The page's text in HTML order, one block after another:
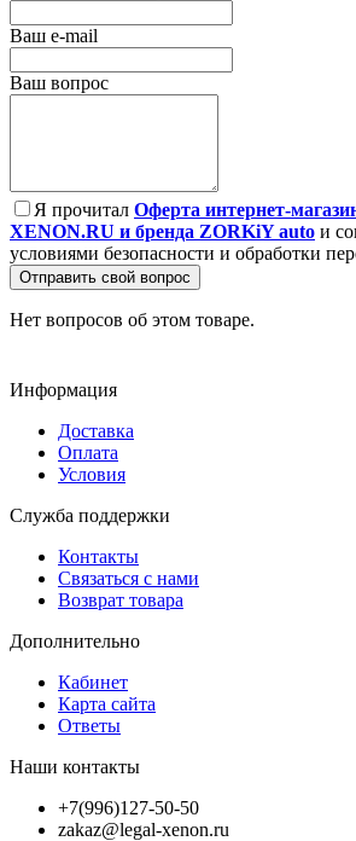
Ваш e-mail
Ваш вопрос
Я прочитал Оферта интернет-
XENON.RU и бренда ZORKiY auto и
условиями безопасности и обработки
Отправить свой вопрос
Нет вопросов об этом товаре.
Информация
Доставка
Оплата
Условия
Служба поддержки
Контакты
Связаться с нами
Возврат товара
Дополнительно
Кабинет
Карта сайта
Ответы
Наши контакты
+7(996)127-50-50
zakaz@legal-xenon.ru